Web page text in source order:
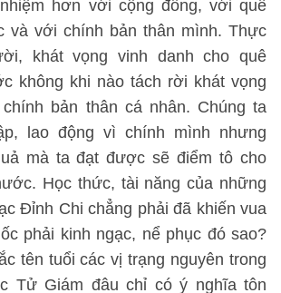
hơn với cộng đồng, với quê
và với chính bản thân mình. Thực
khát vọng vinh danh cho quê
không khi nào tách rời khát vọng
bản thân cá nhân. Chúng ta
lao động vì chính mình nhưng
mà ta đạt được sẽ điểm tô cho
Học thức, tài năng của những
Đỉnh Chi chẳng phải đã khiến vua
phải kinh ngạc, nể phục đó sao?
tên tuổi các vị trạng nguyên trong
Tử Giám đâu chỉ có ý nghĩa tôn